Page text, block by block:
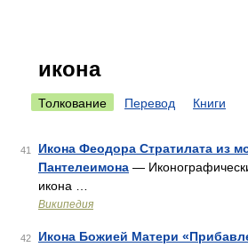
икона
Толкование Перевод Книги
41
Икона Феодора Стратилата из
Пантелеимона —
икона …
Википедия
42 Икона Божией Матери